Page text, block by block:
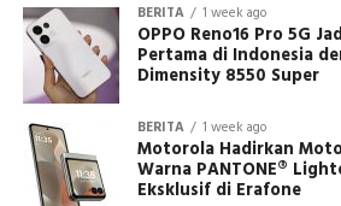
BERITA 1 week ago
OPPO Reno16 Pro 5G
Pertama di Indonesia
Dimensity 8550 Super
BERITA 1 week ago
Motorola Hadirkan
Warna PANTONE®
Eksklusif di Erafone